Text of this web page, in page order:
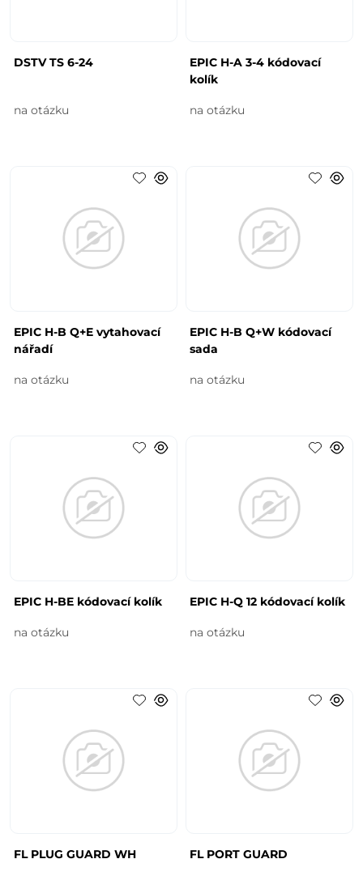
DSTV TS 6-24
na otázku
EPIC H-A 3-4 kódovací
kolík
na otázku
EPIC H-B Q+E vytahovací
nářadí
na otázku
EPIC H-B Q+W kódovací
sada
na otázku
EPIC H-BE kódovací kolík
na otázku
EPIC H-Q 12 kódovací kolík
na otázku
FL PLUG GUARD WH FL PORT GUARD